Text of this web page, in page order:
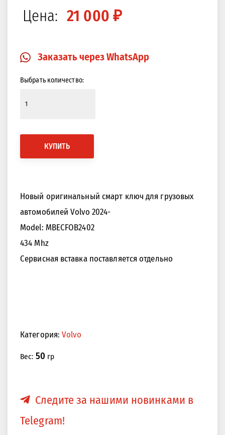
Цена: 21 000 ₽
Заказать через WhatsApp
Выбрать количество:
КУПИТЬ
Новый оригинальный смарт ключ для грузовых
автомобилей Volvo 2024-
Model: MBECFOB2402
434 Mhz
Сервисная вставка поставляется отдельно
Категория:Volvo
Вес: 50 гр
Следите за нашими новинками в
Telegram!